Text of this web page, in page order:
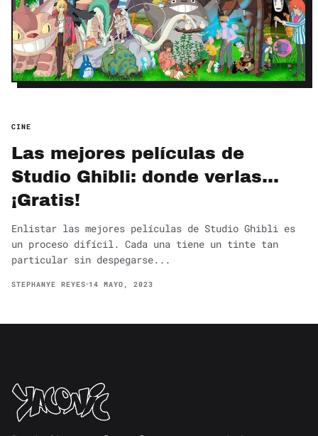
CINE
Las mejores películas de
Studio Ghibli: donde verlas…
¡Gratis!
Enlistar las mejores películas de Studio Ghibli es
un proceso difícil. Cada una tiene un tinte tan
particular sin despegarse...
STEPHANYE REYES 14 MAYO, 2023